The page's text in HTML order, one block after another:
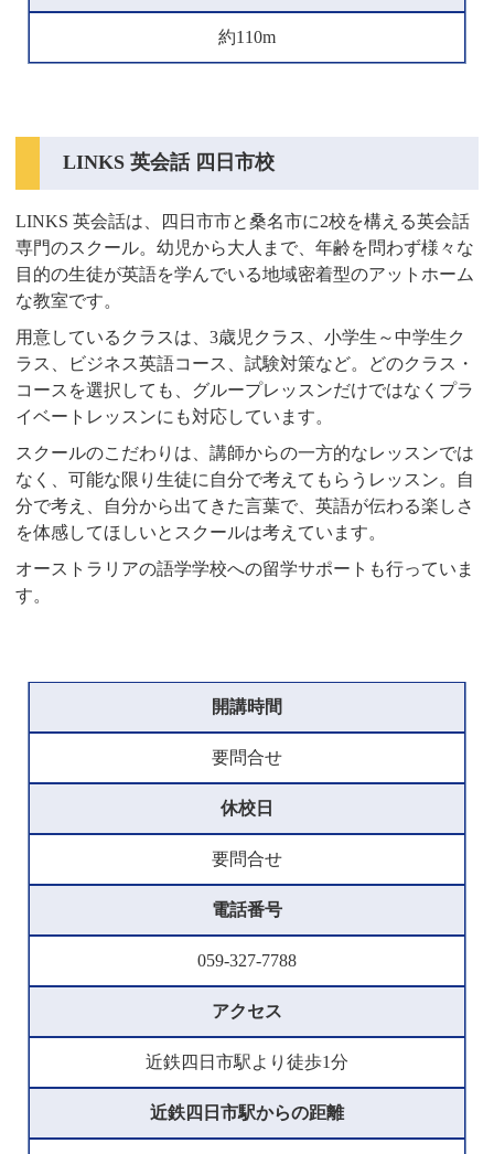
約110m
LINKS 英会話 四日市校
LINKS 英会話は、四日市市と桑名市に2校を構える英会話
専門のスクール。幼児から大人まで、年齢を問わず様々な
目的の生徒が英語を学んでいる地域密着型のアットホーム
な教室です。
用意しているクラスは、3歳児クラス、小学生～中学生ク
ラス、ビジネス英語コース、試験対策など。どのクラス・
コースを選択しても、グループレッスンだけではなくプラ
イベートレッスンにも対応しています。
スクールのこだわりは、講師からの一方的なレッスンでは
なく、可能な限り生徒に自分で考えてもらうレッスン。自
分で考え、自分から出てきた言葉で、英語が伝わる楽しさ
を体感してほしいとスクールは考えています。
オーストラリアの語学学校への留学サポートも行っていま
す。
開講時間
要問合せ
休校日
要問合せ
電話番号
059-327-7788
アクセス
近鉄四日市駅より徒歩1分
近鉄四日市駅からの距離